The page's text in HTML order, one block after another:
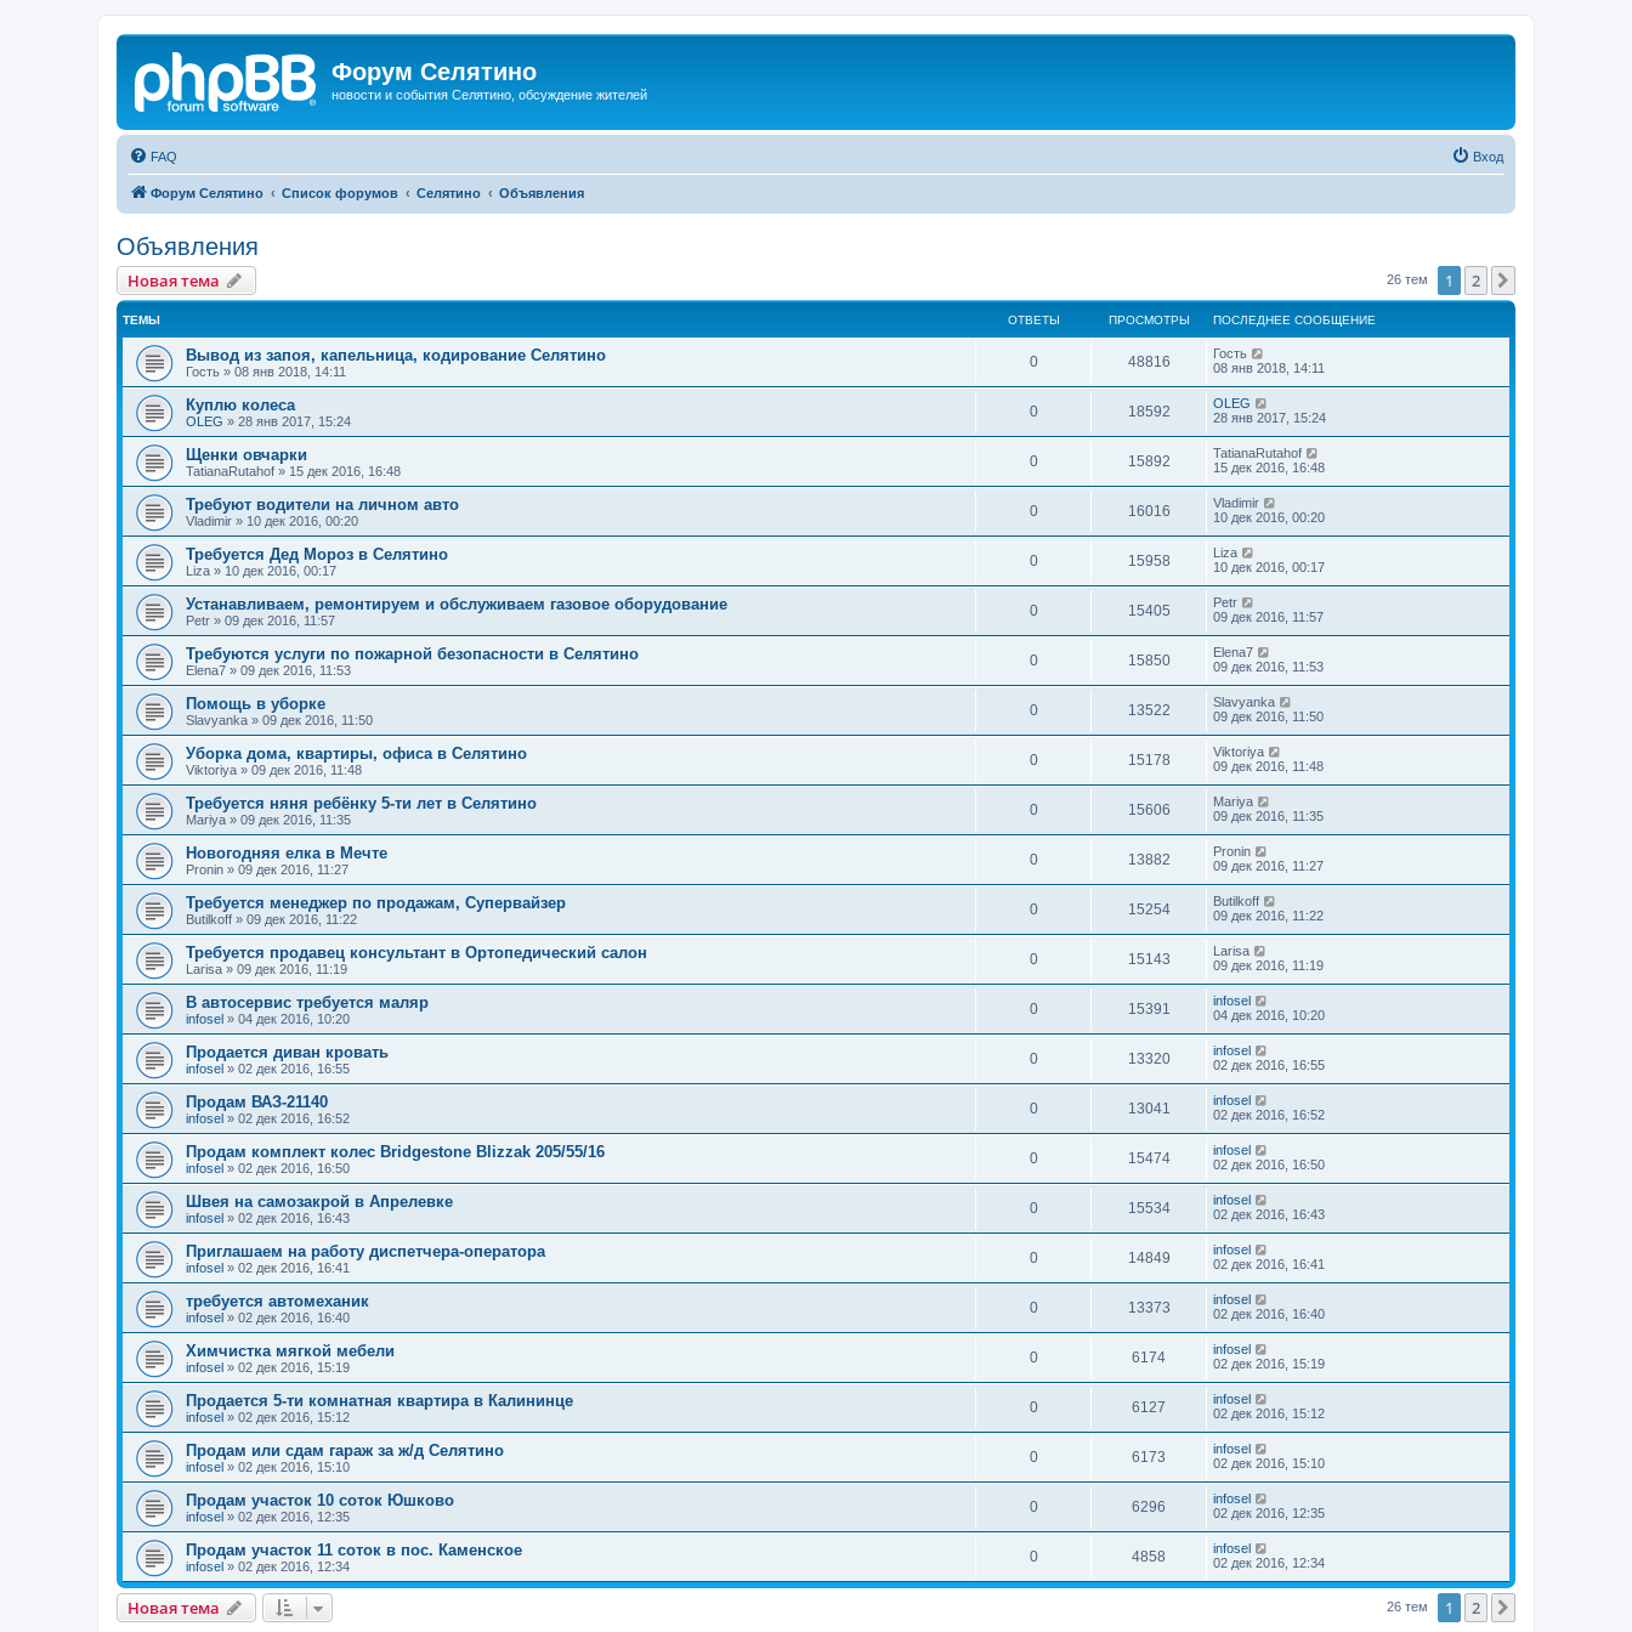
Форум Селятино
новости и события Селятино, обсуждение жителей
FAQ Вход
Форум Селятино Список форумов Селятино Объявления
Объявления
Новая тема 26 тем 1 2
ТЕМЫ ОТВЕТЫ ПРОСМОТРЫ ПОСЛЕДНЕЕ СООБЩЕНИЕ
Вывод из запоя, капельница, кодирование Селятино
Гость » 08 янв 2018, 14:11
0 48816
Гость
08 янв 2018, 14:11
Куплю колеса
OLEG » 28 янв 2017, 15:24
0 18592
OLEG
28 янв 2017, 15:24
Щенки овчарки
TatianaRutahof » 15 дек 2016, 16:48
0 15892
TatianaRutahof
15 дек 2016, 16:48
Требуют водители на личном авто
Vladimir » 10 дек 2016, 00:20
0 16016
Vladimir
10 дек 2016, 00:20
Требуется Дед Мороз в Селятино
Liza » 10 дек 2016, 00:17
0 15958
Liza
10 дек 2016, 00:17
Устанавливаем, ремонтируем и обслуживаем газовое оборудование
Petr » 09 дек 2016, 11:57
0 15405
Petr
09 дек 2016, 11:57
Требуются услуги по пожарной безопасности в Селятино
Elena7 » 09 дек 2016, 11:53
0 15850
Elena7
09 дек 2016, 11:53
Помощь в уборке
Slavyanka » 09 дек 2016, 11:50
0 13522
Slavyanka
09 дек 2016, 11:50
Уборка дома, квартиры, офиса в Селятино
Viktoriya » 09 дек 2016, 11:48
0 15178
Viktoriya
09 дек 2016, 11:48
Требуется няня ребёнку 5-ти лет в Селятино
Mariya » 09 дек 2016, 11:35
0 15606
Mariya
09 дек 2016, 11:35
Новогодняя елка в Мечте
Pronin » 09 дек 2016, 11:27
0 13882
Pronin
09 дек 2016, 11:27
Требуется менеджер по продажам, Супервайзер
Butilkoff » 09 дек 2016, 11:22
0 15254
Butilkoff
09 дек 2016, 11:22
Требуется продавец консультант в Ортопедический салон
Larisa » 09 дек 2016, 11:19
0 15143
Larisa
09 дек 2016, 11:19
В автосервис требуется маляр
infosel » 04 дек 2016, 10:20
0 15391
infosel
04 дек 2016, 10:20
Продается диван кровать
infosel » 02 дек 2016, 16:55
0 13320
infosel
02 дек 2016, 16:55
Продам ВАЗ-21140
infosel » 02 дек 2016, 16:52
0 13041
infosel
02 дек 2016, 16:52
Продам комплект колес Bridgestone Blizzak 205/55/16
infosel » 02 дек 2016, 16:50
0 15474
infosel
02 дек 2016, 16:50
Швея на самозакрой в Апрелевке
infosel » 02 дек 2016, 16:43
0 15534
infosel
02 дек 2016, 16:43
Приглашаем на работу диспетчера-оператора
infosel » 02 дек 2016, 16:41
0 14849
infosel
02 дек 2016, 16:41
требуется автомеханик
infosel » 02 дек 2016, 16:40
0 13373
infosel
02 дек 2016, 16:40
Химчистка мягкой мебели
infosel » 02 дек 2016, 15:19
0 6174
infosel
02 дек 2016, 15:19
Продается 5-ти комнатная квартира в Калининце
infosel » 02 дек 2016, 15:12
0 6127
infosel
02 дек 2016, 15:12
Продам или сдам гараж за ж/д Селятино
infosel » 02 дек 2016, 15:10
0 6173
infosel
02 дек 2016, 15:10
Продам участок 10 соток Юшково
infosel » 02 дек 2016, 12:35
0 6296
infosel
02 дек 2016, 12:35
Продам участок 11 соток в пос. Каменское
infosel » 02 дек 2016, 12:34
0 4858
infosel
02 дек 2016, 12:34
Новая тема 26 тем 1 2